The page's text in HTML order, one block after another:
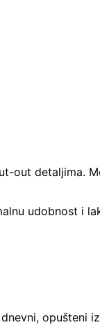
out detaljima.
udobnost i
opušteni